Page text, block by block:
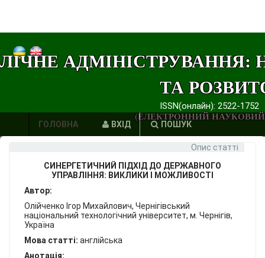
АДМІНІСТРУВАННЯ:
ТА
(ЕЛЕКТРОННИЙ
ISSN(онлайн): 2522-1752
ГОЛОВНА
ВИМОГИ
ПУБЛІКАЦІЙ
ПОСИЛАННЯ
ВХІД ПОШУК
Опис статті
СИНЕРГЕТИЧНИЙ ПІДХІД ДО ДЕРЖАВНОГО
УПРАВЛІННЯ: ВИКЛИКИ І МОЖЛИВОСТІ
Автор:
Олійченко Ігор Михайлович, Чернігівський
національний технологічний університет, м. Чернігів,
Україна
Мова статті: англійська
Анотація: